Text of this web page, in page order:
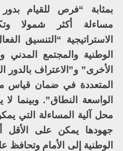
بمثابة “فرص للقيام
مساءلة أكثر شمولا
الاستراتيجية “التنسيق
الوطنية والمجتمع المدني
الأخرى” و”الاعتراف بالدور
المتعددة في ضمان ﻗﻴﺎﺱ
ﺍﻟﻮﺍﺳﻌﺔ ﺍﻟﻨﻄﺎﻕ”. وبينما
محل آلية المساءلة التي
جهودها يمكن على
الوطنية إلى الأمام وتحافظ